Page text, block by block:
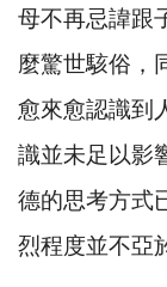
母不再忌諱跟
麼驚世駭俗，
愈來愈認識到
識並未足以影
德的思考方式
烈程度並不亞